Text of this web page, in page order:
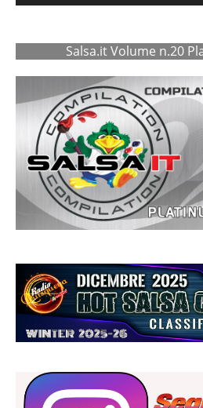
Salsa.it Volume n.20